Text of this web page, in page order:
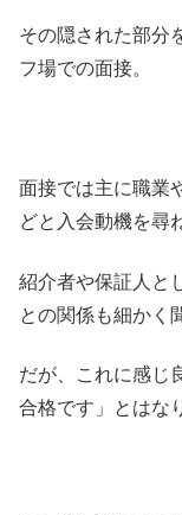
その隠された部分
フ場での面接。
面接では主に職業
どと入会動機を尋
紹介者や保証人と
との関係も細かく
だが、これに感じ
合格です」とはな